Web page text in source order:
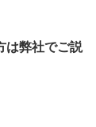
は弊社でご説